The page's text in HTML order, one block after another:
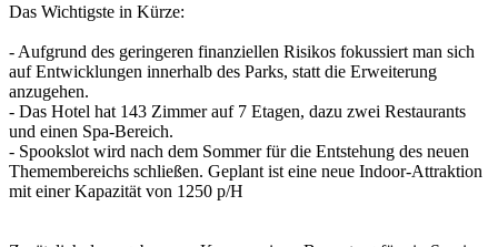
Das Wichtigste in Kürze:
- Aufgrund des geringeren finanziellen Risikos fokussiert man sich
auf Entwicklungen innerhalb des Parks, statt die Erweiterung
anzugehen.
- Das Hotel hat 143 Zimmer auf 7 Etagen, dazu zwei Restaurants
und einen Spa-Bereich.
- Spookslot wird nach dem Sommer für die Entstehung des neuen
Themembereichs schließen. Geplant ist eine neue Indoor-Attraktion
mit einer Kapazität von 1250 p/H